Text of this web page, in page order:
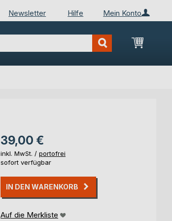
Mein Konto
Newsletter Hilfe
Mein
39,00 €
inkl. MwSt. / portofrei
sofort verfügbar
IN DEN WARENKORB
Auf die Merkliste